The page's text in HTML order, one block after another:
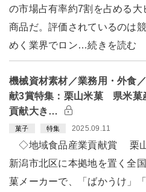
の市場占有率約7割を占める大
商品だ。評価されているのは
めく業界でロン…続きを読む
機械資材素材／業務用・外食
献3賞特集：栗山米菓 県米菓
貢献大き…
菓子 特集 2025.09.11
◇地域食品産業貢献賞 栗
新潟市北区に本拠地を置く全
菓メーカーで、「ばかうけ」